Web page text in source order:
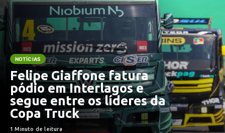
NOTÍCIAS
Felipe Giaffone fatura
pódio em Interlagos e
segue entre os líderes da
Copa Truck
1 Minuto de leitura